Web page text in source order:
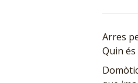
Arres
Quin